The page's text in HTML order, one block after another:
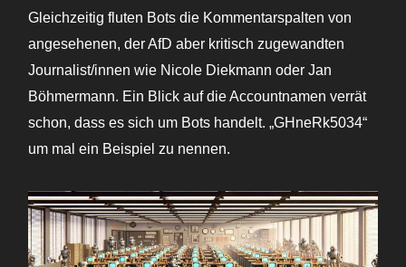
Gleichzeitig fluten Bots die Kommentarspalten von
angesehenen, der AfD aber kritisch zugewandten
Journalist/innen wie Nicole Diekmann oder Jan
Böhmermann. Ein Blick auf die Accountnamen verrät
schon, dass es sich um Bots handelt. „GHneRk5034“
um mal ein Beispiel zu nennen.